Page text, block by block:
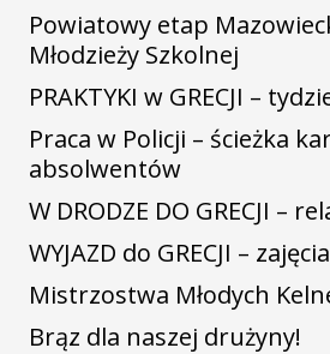
Powiatowy etap
Młodzieży Szkolnej
PRAKTYKI w GRECJI –
Praca w Policji – ścieżka
absolwentów
W DRODZE DO GRECJI –
WYJAZD do GRECJI –
Mistrzostwa Młodych
Brąz dla naszej drużyny!